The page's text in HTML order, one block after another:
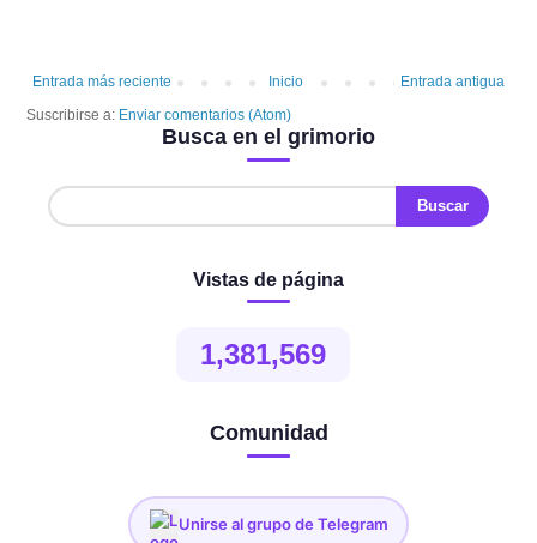
Entrada más reciente Entrada antigua
Inicio
Suscribirse a: Enviar comentarios (Atom)
Busca en el grimorio
Vistas de página
1,381,569
Comunidad
Unirse al grupo de Telegram